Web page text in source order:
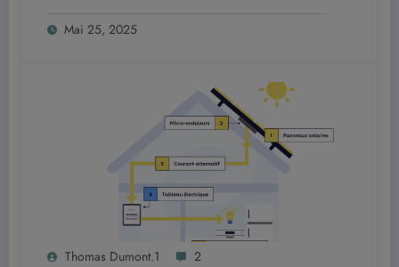
Mai 25, 2025
Thomas Dumont.1 2